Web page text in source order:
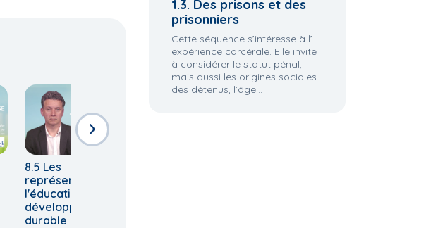
8.5 Les
représentations de
l'éducation au
développement
durable
1.3. Des prisons et des
prisonniers
Cette séquence s’intéresse à l’
expérience carcérale. Elle invite
à considérer le statut pénal,
mais aussi les origines sociales
des détenus, l’âge...